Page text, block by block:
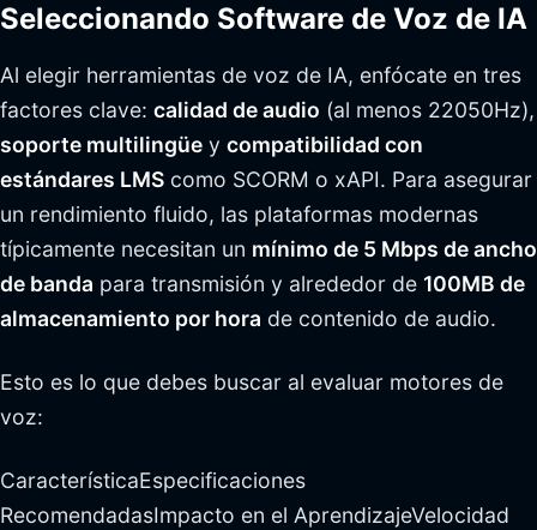
Seleccionando Software de Voz de IA
Al elegir herramientas de voz de IA, enfócate en tres
factores clave: calidad de audio (al menos 22050Hz),
soporte multilingüe y compatibilidad con
estándares LMS como SCORM o xAPI. Para asegurar
un rendimiento fluido, las plataformas modernas
típicamente necesitan un mínimo de 5 Mbps de ancho
de banda para transmisión y alrededor de 100MB de
almacenamiento por hora de contenido de audio.
Esto es lo que debes buscar al evaluar motores de
voz:
CaracterísticaEspecificaciones
RecomendadasImpacto en el AprendizajeVelocidad